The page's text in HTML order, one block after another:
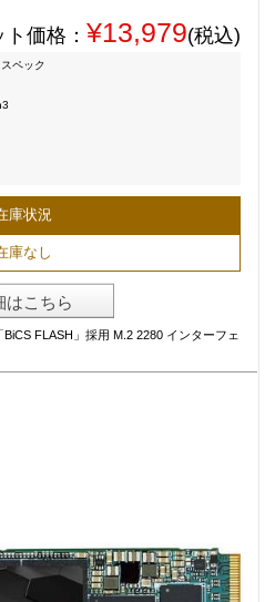
ト価格： ¥13,979(税込)
スペック
庫状況
庫なし
はこちら
FLASH」採用 M.2 2280 インターフェ